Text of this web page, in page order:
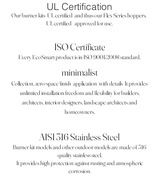
UL Certification
Our burner kits UL certified and thus our Flex Series hoppers.
UL certified approved for use.
ISO Certificate
Every EcoSmart product is in ISO 9001:2008 standard.
minimalist
Collection, zero-space finish application with details It provides
unlimited installation freedom and flexibility for builders,
architects, interior designers, landscape architects and
homeowners.
AISI 316 Stainless Steel
Burner kit models and other outdoor models are made of 316
quality stainless steel.
It provides high protection against rusting and atmospheric
corrosion.